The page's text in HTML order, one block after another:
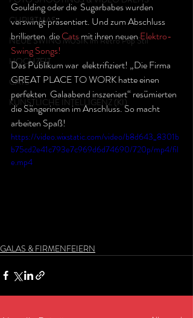
CHRISTMAS
NEUE SWING MUSIK im Retro Pop Stil
HOCHZEIT
CATS
KÜNSTLICHE INTELLIGENZ (KI)
Goulding oder die  Sugarbabes wurden
verswingt präsentiert. Und zum Abschluss
brillierten  die Cats mit ihren neuen Elektro-
Swing Songs!
Das Publikum war  elektrifiziert! „Die Firma
GREAT PLACE TO WORK hatte einen
perfekten  Galaabend inszeniert“ resümierten
die Sängerinnen im Anschluss. So macht
arbeiten Spaß!
https://video.wixstatic.com/video/b8d643_8301b
b75cd2e41c793e7c969d6d74690/720p/mp4/fil
e.mp4
GALAS & FIRMENFEIERN